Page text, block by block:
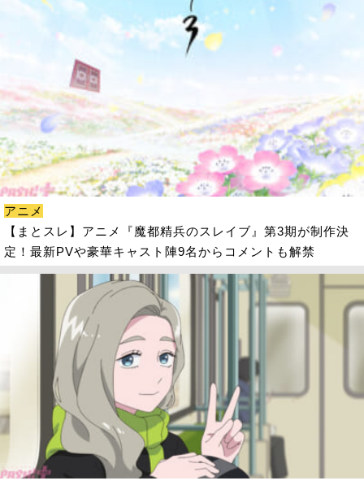
アニメ
【まとスレ】アニメ『魔都精兵のスレイブ』第3期が制作決
定！最新PVや豪華キャスト陣9名からコメントも解禁